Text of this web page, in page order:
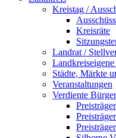
Kreistag /
Kreisräte
Landrat /
Städte, Märkte
Veranstaltungen
Verdiente